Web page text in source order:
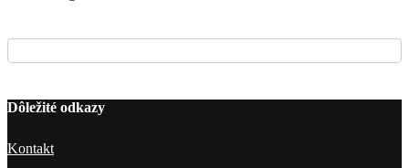
Dôležité odkazy
Kontakt